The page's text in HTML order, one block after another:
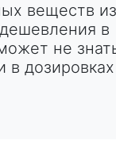
веществ
в
не
дозировках